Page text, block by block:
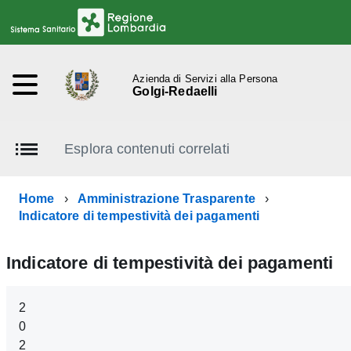
Azienda di Servizi alla Persona
Golgi-Redaelli
Esplora contenuti correlati
Home
Amministrazione Trasparente
Indicatore di tempestività dei pagamenti
Indicatore di tempestività dei pagamenti
2
0
2